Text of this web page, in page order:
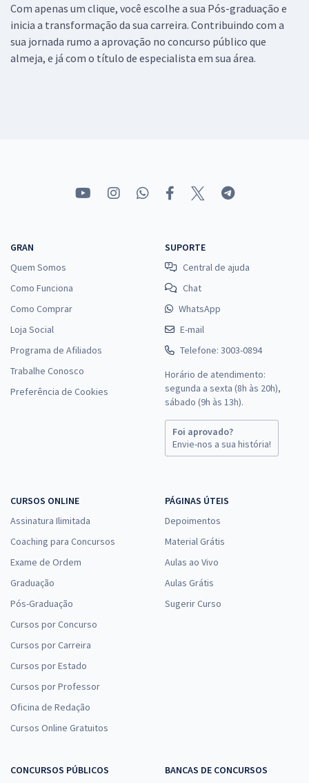
Com apenas um clique, você escolhe a sua Pós-graduação e
inicia a transformação da sua carreira. Contribuindo com a
sua jornada rumo a aprovação no concurso público que
almeja, e já com o título de especialista em sua área.
GRAN
Quem Somos
Como Funciona
Como Comprar
Loja Social
Programa de Afiliados
Trabalhe Conosco
Preferência de Cookies
SUPORTE
Central de ajuda
Chat
WhatsApp
E-mail
Telefone: 3003-0894
Horário de atendimento:
segunda a sexta (8h às 20h),
sábado (9h às 13h).
Foi aprovado?
Envie-nos a sua história!
CURSOS ONLINE
Assinatura Ilimitada
Coaching para Concursos
Exame de Ordem
Graduação
Pós-Graduação
Cursos por Concurso
Cursos por Carreira
Cursos por Estado
Cursos por Professor
Oficina de Redação
Cursos Online Gratuitos
PÁGINAS ÚTEIS
Depoimentos
Material Grátis
Aulas ao Vivo
Aulas Grátis
Sugerir Curso
CONCURSOS PÚBLICOS BANCAS DE CONCURSOS